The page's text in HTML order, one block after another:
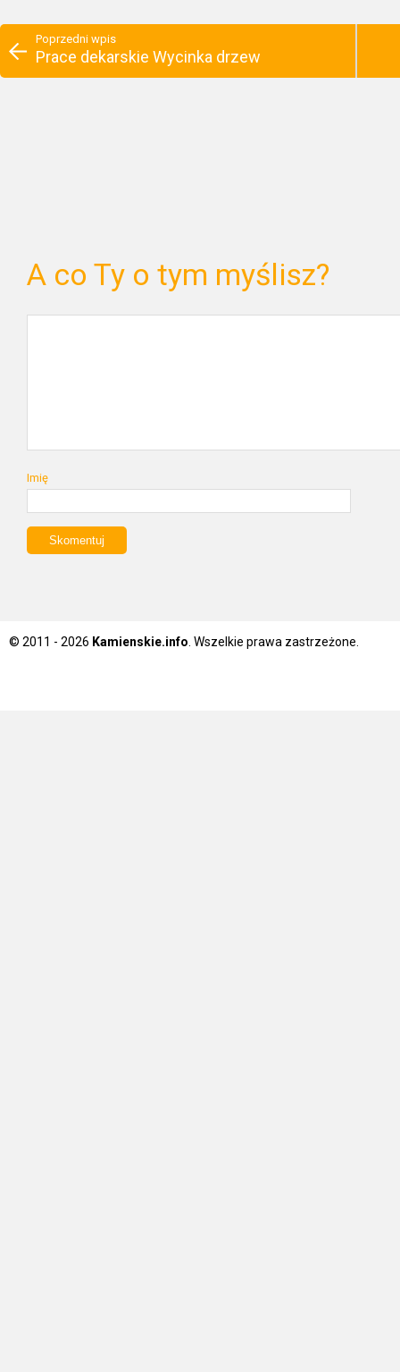
Poprzedni wpis
Prace dekarskie Wycinka drzew
A co Ty o tym myślisz?
Imię
© 2011 - 2026 Kamienskie.info . Wszelkie prawa zastrzeżone.